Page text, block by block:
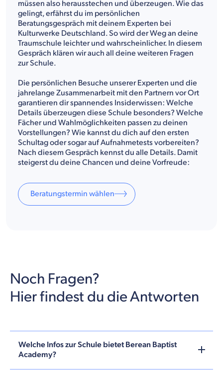
müssen also herausstechen und überzeugen. Wie das
gelingt, erfährst du im persönlichen
Beratungsgespräch mit deinem Experten bei
Kulturwerke Deutschland. So wird der Weg an deine
Traumschule leichter und wahrscheinlicher. In diesem
Gespräch klären wir auch all deine weiteren Fragen
zur Schule.
Die persönlichen Besuche unserer Experten und die
jahrelange Zusammenarbeit mit den Partnern vor Ort
garantieren dir spannendes Insiderwissen: Welche
Details überzeugen diese Schule besonders? Welche
Fächer und Wahlmöglichkeiten passen zu deinen
Vorstellungen? Wie kannst du dich auf den ersten
Schultag oder sogar auf Aufnahmetests vorbereiten?
Nach diesem Gespräch kennst du alle Details. Damit
steigerst du deine Chancen und deine Vorfreude:
Beratungstermin wählen
Noch Fragen?
Hier findest du die Antworten
Welche Infos zur Schule bietet Berean Baptist
Academy?